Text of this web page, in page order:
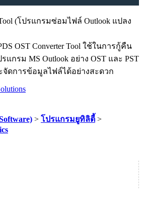
OST Converter Tool ใช้ในการกู้คืน
กรม MS Outlook อย่าง OST และ PST
ดการข้อมูลไฟล์ได้อย่างสะดวก
> โปรแกรมยูทิลิตี้ >